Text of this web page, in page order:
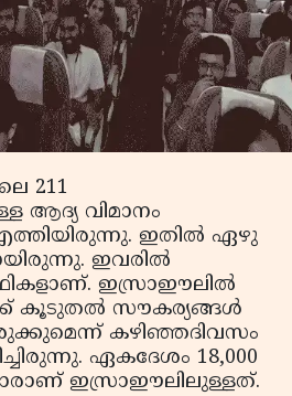
211
ആദ്യ വിമാനം
ഇതില്‍ ഏഴു
ഇവരില്‍
ഇസ്രാഈലില്‍
കൂടുതല്‍ സൗകര്യങ്ങള്‍
കഴിഞ്ഞദിവസം
ഏകദേശം 18,000
ഇസ്രാഈലിലുള്ളത്.